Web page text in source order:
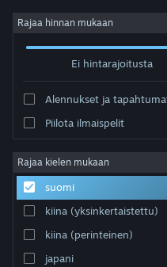
Kirjaudu sisään
Tietoa
Tuki
Vaihda kieli
Rajaa hinnan mukaan
Ei hintarajoitusta
Alennukset ja
Piilota ilmaispelit
Rajaa kielen mukaan
suomi
kiina (yksinkertaistettu)
kiina (perinteinen)
japani
Kehittäjä: Wolf Developer
Järjestelyperuste
1 tulos vastaa hakuasi. 2 peliä on
pois.